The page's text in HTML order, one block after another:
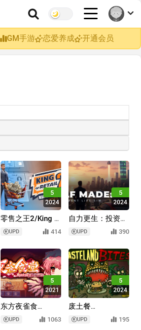
GM手游 恋爱养成 开通会员
5
2024
零售之王2/King of
Retail 2
UPD 414
5
2024
自力更生：投资人
生模拟器/SELF
MADE: Investment
UPD 390
5
2021
东方夜雀食
堂/Touhou
Mystia's Izakaya
UPD 1063
5
2024
废土餐
车/Wasteland
Bites
UPD 195